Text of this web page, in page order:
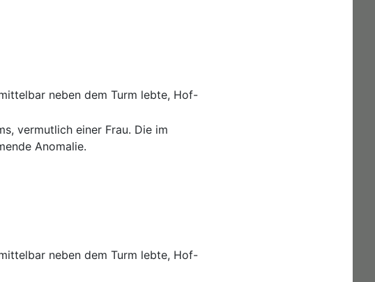
neben dem Turm lebte, Hof-
vermutlich einer Frau. Die im
Anomalie.
neben dem Turm lebte, Hof-